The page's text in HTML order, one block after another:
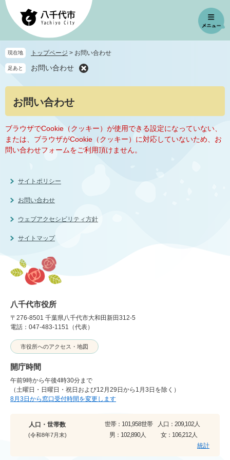
ペ
先
頭
メ
を
飛
文
現在地 トップページ > お問い合わせ
足あと お問い合わせ
お問い合わせ
ブラウザでCookie（クッキー）が使用できる設定になっていない、
または、ブラウザがCookie（クッキー）に対応していないため、お
問い合わせフォームをご利用頂けません。
サイトポリシー
お問い合わせ
ウェブアクセシビリティ方針
サイトマップ
八千代市役所
〒276-8501 千葉県八千代市大和田新田312-5
電話：047-483-1151（代表）
市役所へのアクセス・地図
開庁時間
午前9時から午後4時30分まで
（土曜日・日曜日・祝日および12月29日から1月3日を除く）
8月3日から窓口受付時間を変更します
人口・世帯数
(令和8年7月末)
世帯： 101,958世帯 人口： 209,102人
男： 102,890人 女： 106,212人
統計